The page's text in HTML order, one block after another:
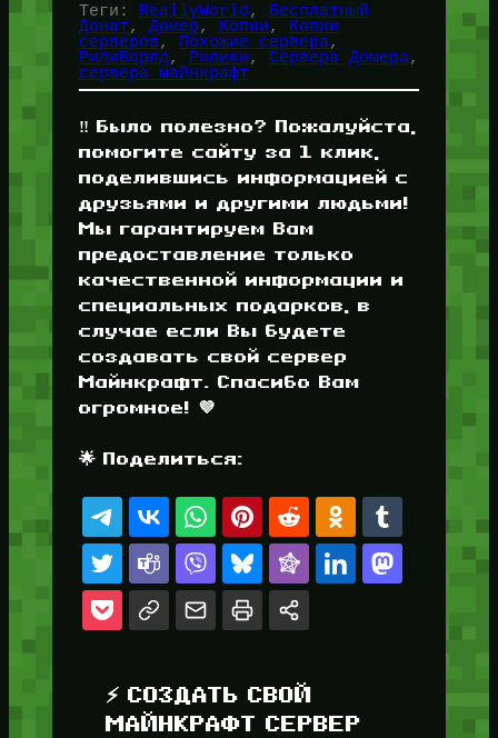
Теги: ReallyWorld ,
Бесплатный
Донат, Домер, Копии,
Копии
серверов, Похожие сервера
РилиВорлд, Рилики, Сервера Домера
сервера майнкрафт
‼️ Было полезно? Пожалуйста,
помогите сайту за 1 клик,
поделившись информацией с
друзьями и другими людьми!
Мы гарантируем Вам
предоставление только
качественной информации и
специальных подарков, в
случае если Вы будете
создавать свой сервер
Майнкрафт. Спасибо Вам
огромное! 💜
🌟 Поделиться:
⚡ СОЗДАТЬ СВОЙ
МАЙНКРАФТ СЕРВЕР